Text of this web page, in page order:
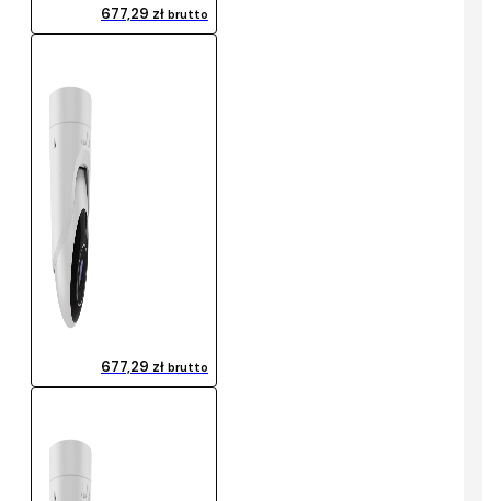
677,29 zł brutto
677,29 zł brutto